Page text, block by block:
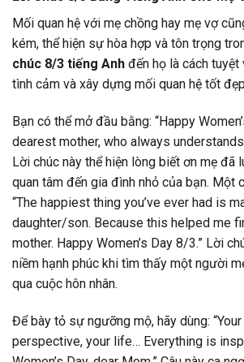
Mối quan hệ với mẹ chồng hay mẹ vợ
kém, thể hiện sự hòa hợp và tôn trọng
chúc 8/3 tiếng Anh đến họ là cách
tình cảm và xây dựng mối quan hệ tốt
Bạn có thể mở đầu bằng: “Happy
dearest mother, who always
Lời chúc này thể hiện lòng biết ơn mẹ đã
quan tâm đến gia đình nhỏ của bạn. Một
“The happiest thing you’ve ever had is
daughter/son. Because this helped me
mother. Happy Women’s Day 8/3.” Lời
niềm hạnh phúc khi tìm thấy một người
qua cuộc hôn nhân.
Để bày tỏ sự ngưỡng mộ, hãy dùng:
perspective, your life… Everything is